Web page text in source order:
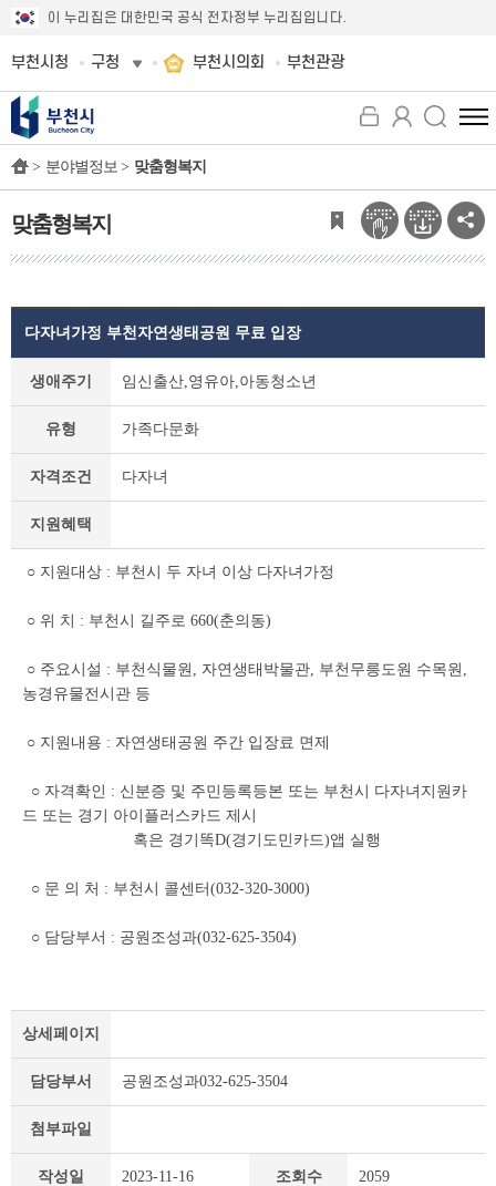
이 누리집은 대한민국 공식 전자정부 누리집입니다.
부천시청 구청 부천시의회 부천관광
전
체
뉴
보
기
> 분야별정보 > 맞춤형복지
맞춤형복지
지
세
회
다자녀가정 부천자연생태공원 무료 입장
생애주기 임신출산,영유아,아동청소년
유형 가족다문화
자격조건 다자녀
지원혜택
○ 지원대상 : 부천시 두 자녀 이상 다자녀가정
○ 위 치 : 부천시 길주로 660(춘의동)
○ 주요시설 : 부천식물원, 자연생태박물관, 부천무릉도원 수목원,
농경유물전시관 등
○ 지원내용 : 자연생태공원 주간 입장료 면제
○ 자격확인 : 신분증 및 주민등록등본 또는 부천시 다자녀지원카
드 또는 경기 아이플러스카드 제시
혹은 경기똑D(경기도민카드)앱 실행
○ 문 의 처 : 부천시 콜센터(032-320-3000)
○ 담당부서 : 공원조성과(032-625-3504)
상세페이지
담당부서 공원조성과032-625-3504
첨부파일
작성일 2023-11-16 조회수 2059